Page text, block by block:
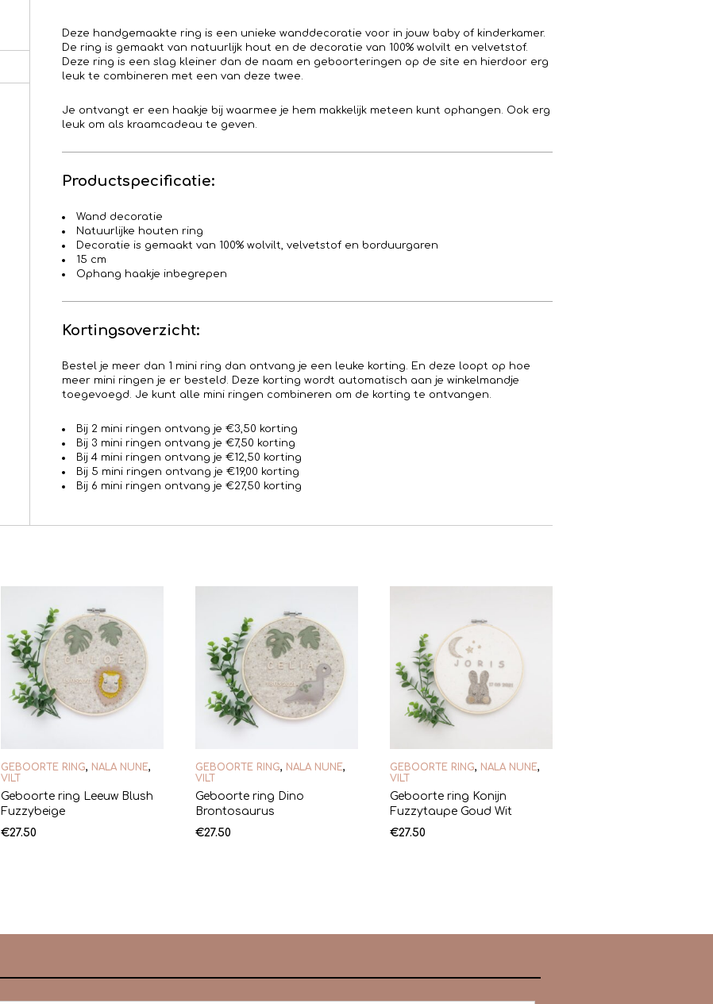
Deze handgemaakte ring is een unieke wanddecoratie voor in jouw baby of kinderkamer.
De ring is gemaakt van natuurlijk hout en de decoratie van 100% wolvilt en velvetstof.
Deze ring is een slag kleiner dan de naam en geboorteringen op de site en hierdoor erg
leuk te combineren met een van deze twee.
Je ontvangt er een haakje bij waarmee je hem makkelijk meteen kunt ophangen. Ook erg
leuk om als kraamcadeau te geven.
Productspecificatie:
Wand decoratie
Natuurlijke houten ring
Decoratie is gemaakt van 100% wolvilt, velvetstof en borduurgaren
15 cm
Ophang haakje inbegrepen
Kortingsoverzicht:
Bestel je meer dan 1 mini ring dan ontvang je een leuke korting. En deze loopt op hoe
meer mini ringen je er besteld. Deze korting wordt automatisch aan je winkelmandje
toegevoegd. Je kunt alle mini ringen combineren om de korting te ontvangen.
Bij 2 mini ringen ontvang je €3,50 korting
Bij 3 mini ringen ontvang je €7,50 korting
Bij 4 mini ringen ontvang je €12,50 korting
Bij 5 mini ringen ontvang je €19,00 korting
Bij 6 mini ringen ontvang je €27,50 korting
GEBOORTE RING, NALA NUNE,
VILT
Geboorte ring Leeuw Blush
Fuzzybeige
€27.50
GEBOORTE RING, NALA NUNE,
VILT
Geboorte ring Dino
Brontosaurus
€27.50
GEBOORTE RING, NALA NUNE,
VILT
Geboorte ring Konijn
Fuzzytaupe Goud Wit
€27.50